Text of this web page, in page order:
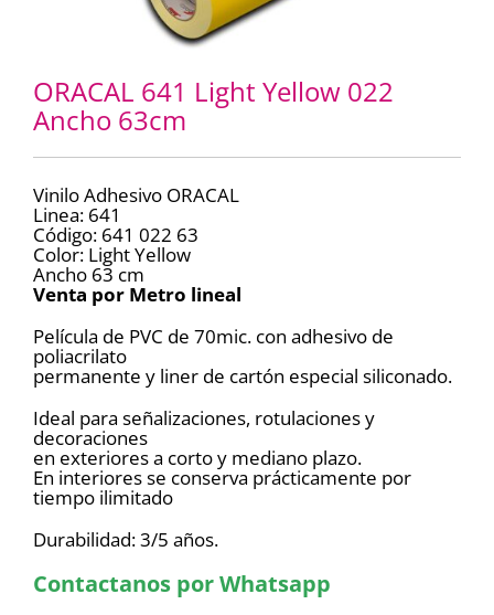
ORACAL 641 Light Yellow 022
Ancho 63cm
Vinilo Adhesivo ORACAL
Linea: 641
Código: 641 022 63
Color: Light Yellow
Ancho 63 cm
Venta por Metro lineal
Película de PVC de 70mic. con adhesivo de
poliacrilato
permanente y liner de cartón especial siliconado.
Ideal para señalizaciones, rotulaciones y
decoraciones
en exteriores a corto y mediano plazo.
En interiores se conserva prácticamente por
tiempo ilimitado
Durabilidad: 3/5 años.
Contactanos por Whatsapp